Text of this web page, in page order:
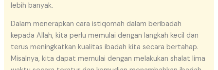
lebih banyak.
Dalam menerapkan cara istiqomah dalam beribadah
kepada Allah, kita perlu memulai dengan langkah kecil dan
terus meningkatkan kualitas ibadah kita secara bertahap.
Misalnya, kita dapat memulai dengan melakukan shalat lima